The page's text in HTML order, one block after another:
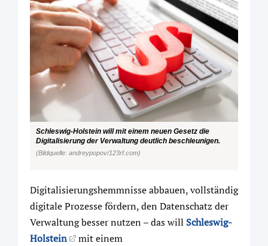
Schleswig-Holstein will mit einem neuen Gesetz die
Digitalisierung der Verwaltung deutlich beschleunigen.
(Bildquelle: andreypopov/123rf.com)
Digitalisierungshemmnisse abbauen, vollständig
digitale Prozesse fördern, den Datenschatz der
Verwaltung besser nutzen – das will Schleswig-
Holstein
mit einem